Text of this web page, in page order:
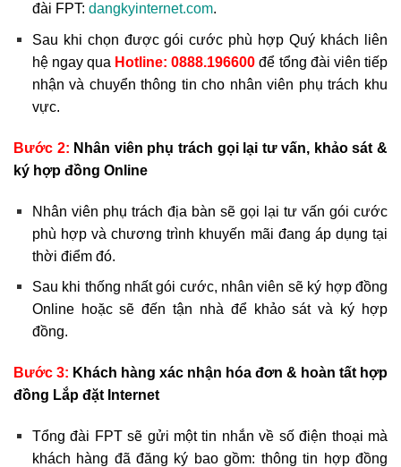
đài FPT: dangkyinternet.com.
Sau khi chọn được gói cước phù hợp Quý khách liên
hệ ngay qua Hotline:0888.196600 để tổng đài viên tiếp
nhận và chuyển thông tin cho nhân viên phụ trách khu
vực.
Bước 2: Nhân viên phụ trách gọi lại tư vấn, khảo sát &
ký hợp đồng Online
Nhân viên phụ trách địa bàn sẽ gọi lại tư vấn gói cước
phù hợp và chương trình khuyến mãi đang áp dụng tại
thời điểm đó.
Sau khi thống nhất gói cước, nhân viên sẽ ký hợp đồng
Online hoặc sẽ đến tận nhà để khảo sát và ký hợp
đồng.
Bước 3: Khách hàng xác nhận hóa đơn & hoàn tất hợp
đồng Lắp đặt Internet
Tổng đài FPT sẽ gửi một tin nhắn về số điện thoại mà
khách hàng đã đăng ký bao gồm: thông tin hợp đồng